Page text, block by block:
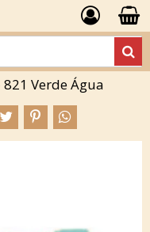
Verde Água